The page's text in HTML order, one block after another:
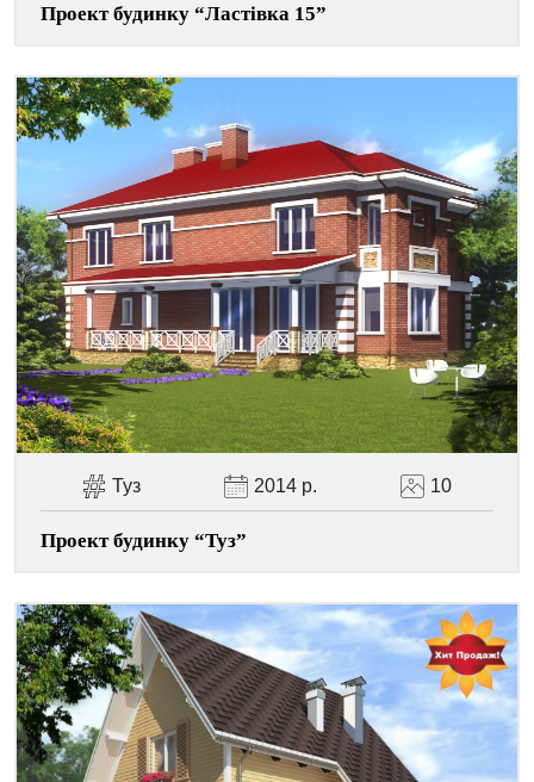
Проект будинку “Ластівка 15”
Туз 2014 р. 10
Проект будинку “Туз”